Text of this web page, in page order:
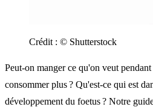
Crédit : © Shutterstock
Peut-on manger ce qu'on veut pendant
consommer plus ? Qu'est-ce qui est
développement du foetus ? Notre